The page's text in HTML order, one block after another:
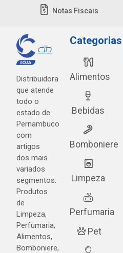
Notas Fiscais
Distribuidora
que atende
todo o
estado de
Pernambuco
com
artigos
dos mais
variados
segmentos:
Produtos
de
Limpeza,
Perfumaria,
Alimentos,
Bomboniere,
Categorias
Alimentos
Bebidas
Bomboniere
Limpeza
Perfumaria
Pet